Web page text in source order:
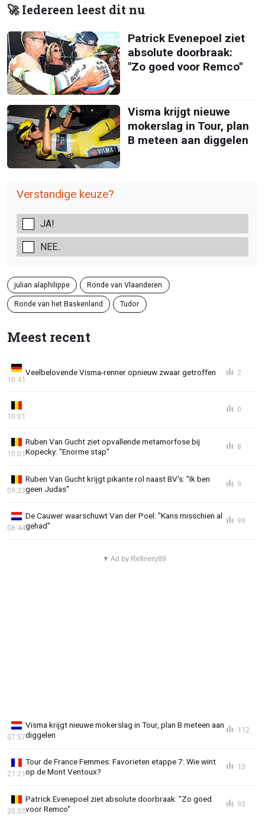
🚀 Iedereen leest dit nu
Patrick Evenepoel ziet
absolute doorbraak:
"Zo goed voor Remco"
Visma krijgt nieuwe
mokerslag in Tour, plan
B meteen aan diggelen
Verstandige keuze?
JA!
NEE..
julian alaphilippe Ronde van Vlaanderen
Ronde van het Baskenland Tudor
Meest recent
Veelbelovende Visma-renner opnieuw zwaar getroffen
10:41
2
10:01
0
Ruben Van Gucht ziet opvallende metamorfose bij
Kopecky: "Enorme stap"
10:01
8
Ruben Van Gucht krijgt pikante rol naast BV's: "Ik ben
geen Judas"
09:23
9
De Cauwer waarschuwt Van der Poel: "Kans misschien al
gehad"
08:44
99
▼ Ad by Refinery89
Visma krijgt nieuwe mokerslag in Tour, plan B meteen aan
diggelen
07:57
112
Tour de France Femmes: Favorieten etappe 7: Wie wint
op de Mont Ventoux?
21:21
13
Patrick Evenepoel ziet absolute doorbraak: "Zo goed
voor Remco"
20:33
93